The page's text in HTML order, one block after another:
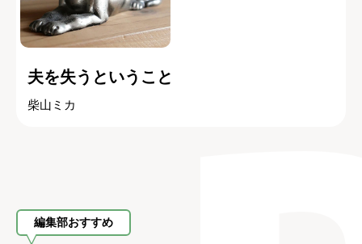
夫を失うということ
柴山ミカ
編集部おすすめ